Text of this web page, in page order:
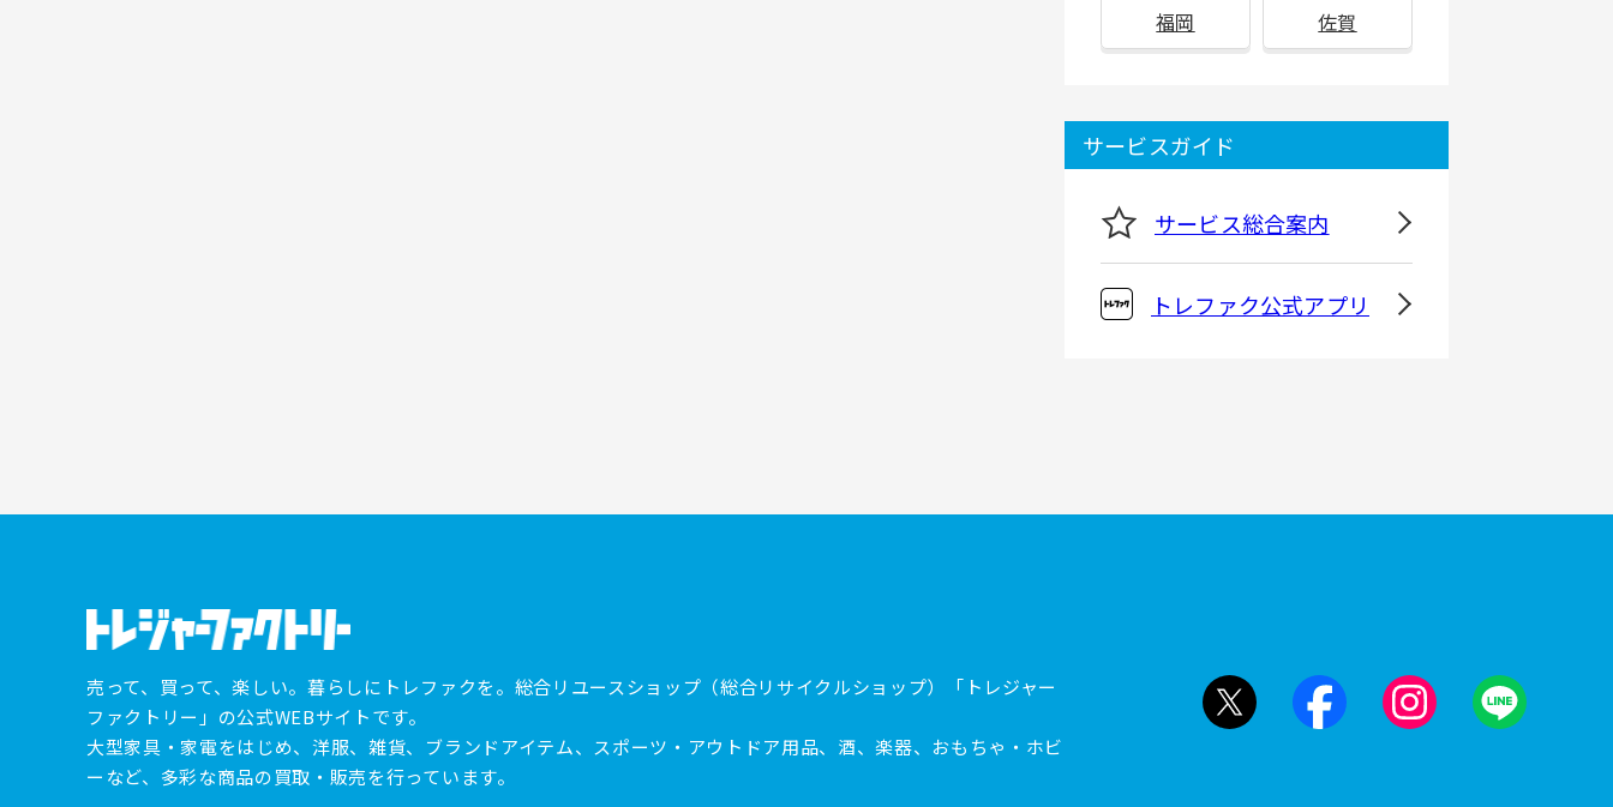
福岡 佐賀
サービスガイド
サービス総合案内
トレファク公式アプリ
売って、買って、楽しい。暮らしにトレファクを。総合リユースショップ（総合リサイクルショップ）「トレジャー
ファクトリー」の公式WEBサイトです。
大型家具・家電をはじめ、洋服、雑貨、ブランドアイテム、スポーツ・アウトドア用品、酒、楽器、おもちゃ・ホビ
ーなど、多彩な商品の買取・販売を行っています。